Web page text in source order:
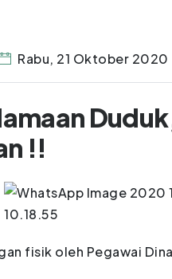
Rabu, 21 Oktober 2020
!!
fisik oleh Pegawai